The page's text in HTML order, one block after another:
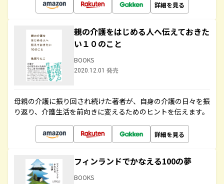
詳細を見る
親の介護をはじめる人へ伝えておきた
い１０のこと
BOOKS
2020.12.01 発売
母親の介護に振り回され続けた著者が、自身の介護の日々を振
り返り、介護生活を前向きに変えるためのヒントを伝えます。
詳細を見る
フィンランドでかなえる100の夢
BOOKS